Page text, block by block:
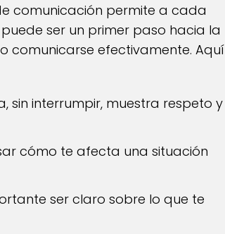
comunicación permite a cada
ser un primer paso hacia la
comunicarse efectivamente. Aquí
sin interrumpir, muestra respeto y
cómo te afecta una situación
ser claro sobre lo que te